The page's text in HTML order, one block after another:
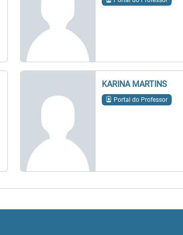
KARINA MARTINS
Portal do Professor